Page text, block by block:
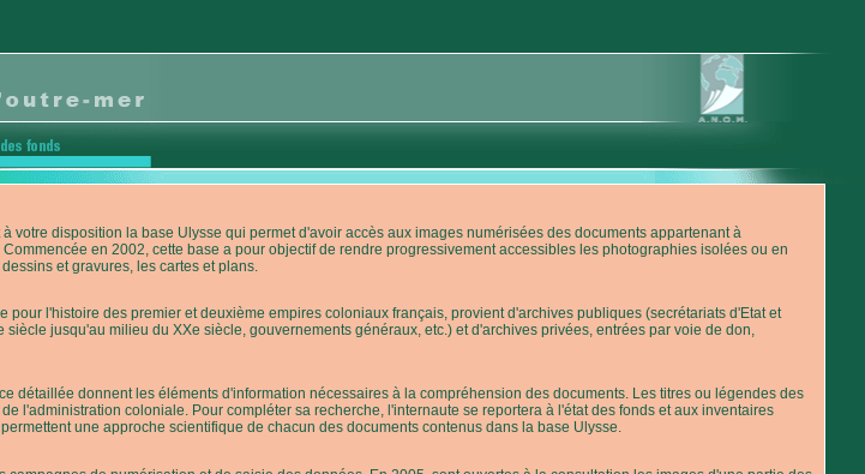
votre disposition la base Ulysse qui permet d'avoir accès aux images numérisées des documents appartenant à
en 2002, cette base a pour objectif de rendre progressivement accessibles les photographies isolées ou en
et gravures, les cartes et plans.
pour l'histoire des premier et deuxième empires coloniaux français, provient d'archives publiques (secrétariats d'Etat et
jusqu'au milieu du XXe siècle, gouvernements généraux, etc.) et d'archives privées, entrées par voie de don,
détaillée donnent les éléments d'information nécessaires à la compréhension des documents. Les titres ou légendes des
l'administration coloniale. Pour compléter sa recherche, l'internaute se reportera à l'état des fonds et aux inventaires
une approche scientifique de chacun des documents contenus dans la base Ulysse.